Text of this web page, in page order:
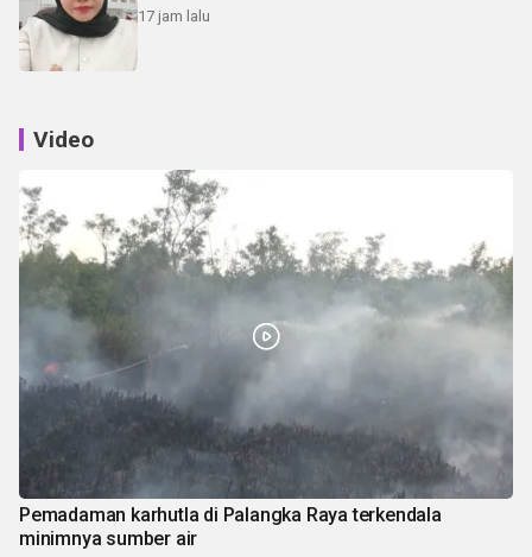
17 jam lalu
Video
Pemadaman karhutla di Palangka Raya terkendala
minimnya sumber air